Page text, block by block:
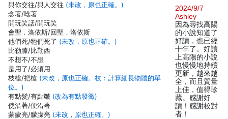
與你交往/與人交往 (未改，原也正確。)
念著/唸著
開玩笑話/開玩笑
會聖．洛依斯/回聖．洛依斯
他們死/牠們死了 (未改，原也正確。)
比勒膝/比勒西
不想不/不想
是用了/必須用
枝槍/把槍 (未改，原也正確。枝：計算細長物體的單
位。)
有點髮/有點皺 (改為有點發黴)
使沿著/便沿著
蒙蒙亮/朦朦亮 (未改，原也正確。)
2024/9/7
Ashley
因為尋找高陽
的小說知道了
好讀，也已經
十年了。好讀
上高陽的小說
也慢慢地持續
更新，越來越
全，而且質量
上佳，值得珍
藏。感謝好
讀！感謝校對
者！